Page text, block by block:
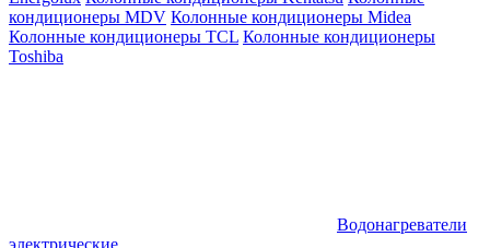
кондиционеры MDV Колонные кондиционеры Midea
Колонные кондиционеры TCL Колонные кондиционеры
Toshiba
Водонагреватели
электрические